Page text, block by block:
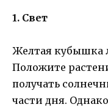
1. Свет
Желтая кубышка
Положите
получать
части дня.